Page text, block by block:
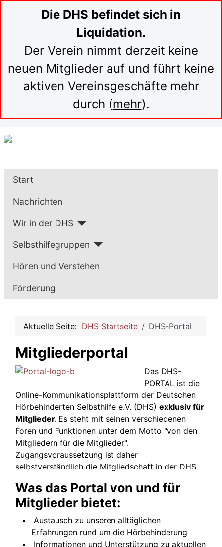
Die DHS befindet sich in
Liquidation.
Der Verein nimmt derzeit keine
neuen Mitglieder auf und führt keine
aktiven Vereinsgeschäfte mehr
durch (mehr).
Start
Nachrichten
Wir in der DHS
Selbsthilfegruppen
Hören und Verstehen
Förderung
Aktuelle Seite: DHS Startseite DHS-Portal
Mitgliederportal
Das DHS-
PORTAL ist die
Online-Kommunikationsplattform der Deutschen
Hörbehinderten Selbsthilfe e.V. (DHS) exklusiv für
Mitglieder. Es steht mit seinen verschiedenen
Foren und Funktionen unter dem Motto "von den
Mitgliedern für die Mitglieder".
Zugangsvoraussetzung ist daher
selbstverständlich die Mitgliedschaft in der DHS.
Was das Portal von und für
Mitglieder bietet:
Austausch zu unseren alltäglichen
Erfahrungen rund um die Hörbehinderung
Informationen und Unterstützung zu aktuellen